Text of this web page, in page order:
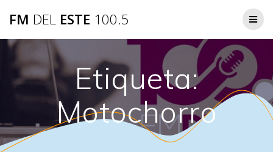
FM DEL ESTE 100.5
Etiqueta:
Motochorro